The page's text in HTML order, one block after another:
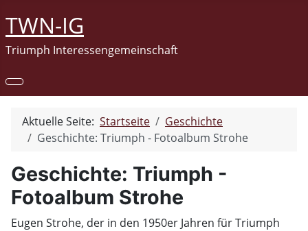
TWN-IG
Triumph Interessengemeinschaft
Aktuelle Seite: Startseite
Geschichte
Geschichte: Triumph - Fotoalbum Strohe
Geschichte: Triumph -
Fotoalbum Strohe
Eugen Strohe, der in den 1950er Jahren für Triumph